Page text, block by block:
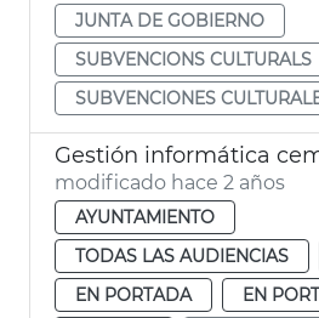
JUNTA DE GOBIERNO
SUBVENCIONS CULTURALS
SUBVENCIONES
modificado hace 2 años
AYUNTAMIENTO
TODAS LAS AUDIENCIAS
EN PORTADA
EN